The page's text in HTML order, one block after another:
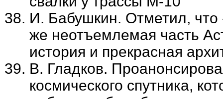
И. Бабушкин. Отметил, что
же неотъемлемая часть
история и прекрасная
В. Гладков.
космического спутника,